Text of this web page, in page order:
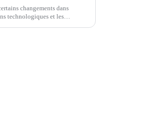
changements dans
technologiques et les